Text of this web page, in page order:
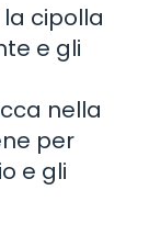
cipolla
e gli
nella
per
e gli